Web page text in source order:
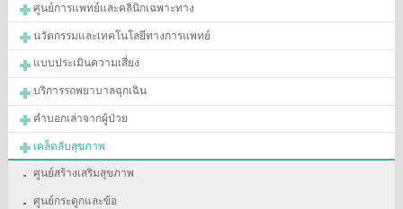
ศูนย์การแพทย์และคลินิกเฉพาะทาง
นวัตกรรมและเทคโนโลยีทางการแพทย์
แบบประเมินความเสี่ยง
บริการรถพยาบาลฉุกเฉิน
คำบอกเล่าจากผู้ป่วย
เคล็ดลับสุขภาพ
ศูนย์สร้างเสริมสุขภาพ
ศูนย์กระดูกและข้อ